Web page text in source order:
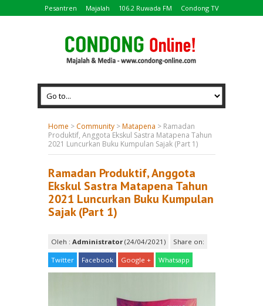
Pesantren Majalah 106.2 Ruwada FM Condong TV
Home > Community >Matapena > Ramadan
Produktif, Anggota Ekskul Sastra Matapena Tahun
2021 Luncurkan Buku Kumpulan Sajak (Part 1)
Ramadan Produktif, Anggota
Ekskul Sastra Matapena Tahun
2021 Luncurkan Buku Kumpulan
Sajak (Part 1)
Oleh : Administrator(24/04/2021) Share on:
Twitter Facebook Google + Whatsapp